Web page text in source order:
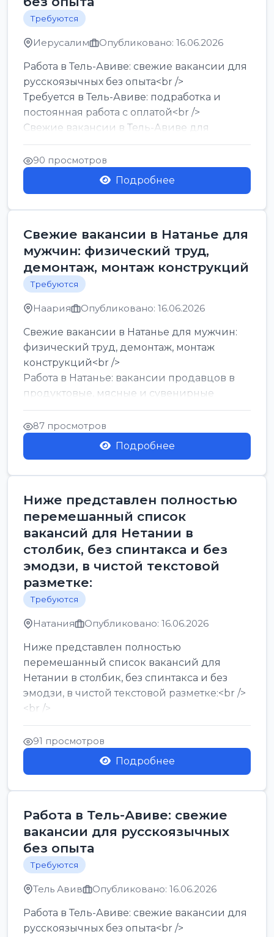
Требуются
Иерусалим Опубликовано: 16.06.2026
Работа в Тель-Авиве: свежие вакансии для
русскоязычных без опыта<br />
Требуется в Тель-Авиве: подработка и
постоянная работа с оплатой<br />
Свежие вакансии в Тель-Авиве для
мужчин и женщин от хозя...
90 просмотров
Подробнее
Свежие вакансии в Натанье для
мужчин: физический труд,
демонтаж, монтаж конструкций
Требуются
Наария Опубликовано: 16.06.2026
Свежие вакансии в Натанье для мужчин:
физический труд, демонтаж, монтаж
конструкций<br />
Работа в Натанье: вакансии продавцов в
продуктовые, мясные и сувенирные
лавки<br />
Разнорабочий на сборку м...
87 просмотров
Подробнее
Ниже представлен полностью
перемешанный список
вакансий для Нетании в
столбик, без спинтакса и без
эмодзи, в чистой текстовой
разметке:
Требуются
Натания Опубликовано: 16.06.2026
Ниже представлен полностью
перемешанный список вакансий для
Нетании в столбик, без спинтакса и без
эмодзи, в чистой текстовой разметке:<br />
<br />
Работа в Нетании на мебельном
производстве: требу...
91 просмотров
Подробнее
Работа в Тель-Авиве: свежие
вакансии для русскоязычных
без опыта
Требуются
Тель Авив Опубликовано: 16.06.2026
Работа в Тель-Авиве: свежие вакансии для
русскоязычных без опыта<br />